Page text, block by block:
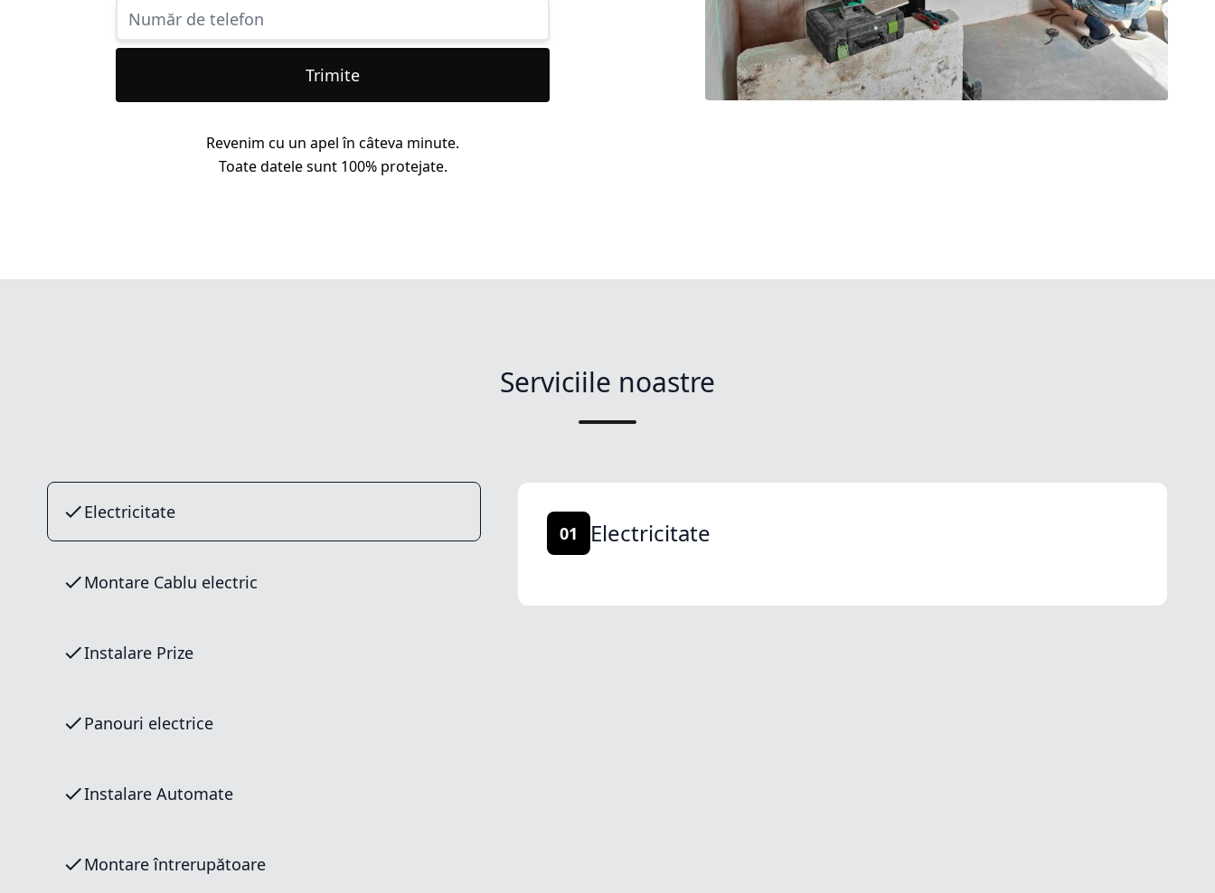
Trimite
Revenim cu un apel în câteva minute.
Toate datele sunt 100% protejate.
Serviciile noastre
Electricitate
Montare Cablu electric
Instalare Prize
Panouri electrice
Instalare Automate
Montare întrerupătoare
01 Electricitate